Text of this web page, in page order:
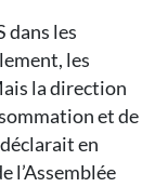
dans les
les
la direction
et de
en
l’Assemblée